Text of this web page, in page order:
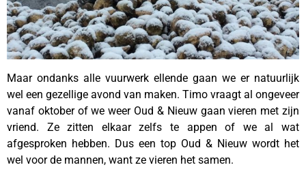
Maar ondanks alle vuurwerk ellende gaan we er natuurlijk
wel een gezellige avond van maken. Timo vraagt al ongeveer
vanaf oktober of we weer Oud & Nieuw gaan vieren met zijn
vriend. Ze zitten elkaar zelfs te appen of we al wat
afgesproken hebben. Dus een top Oud & Nieuw wordt het
wel voor de mannen, want ze vieren het samen.